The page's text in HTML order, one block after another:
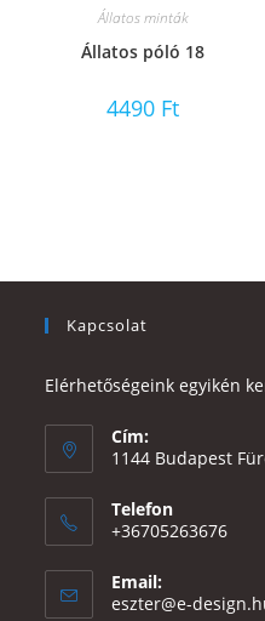
Állatos minták
Állatos póló 18
4490 Ft
Kapcsolat
Elérhetőségeink egyikén
Cím:
1144 Budapest
Telefon
+36705263676
Email:
eszter@e-